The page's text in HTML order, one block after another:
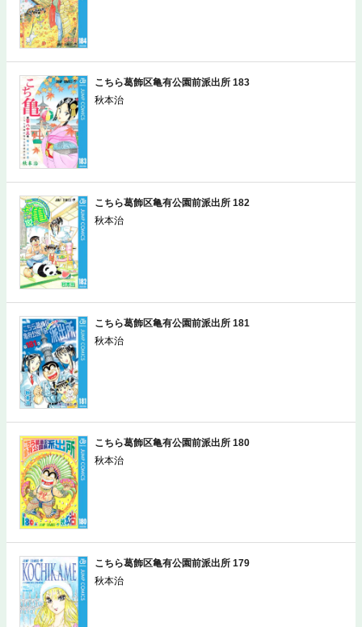
こちら葛飾区亀有公園前派出所 183
秋本治
こちら葛飾区亀有公園前派出所 182
秋本治
こちら葛飾区亀有公園前派出所 181
秋本治
こちら葛飾区亀有公園前派出所 180
秋本治
こちら葛飾区亀有公園前派出所 179
秋本治